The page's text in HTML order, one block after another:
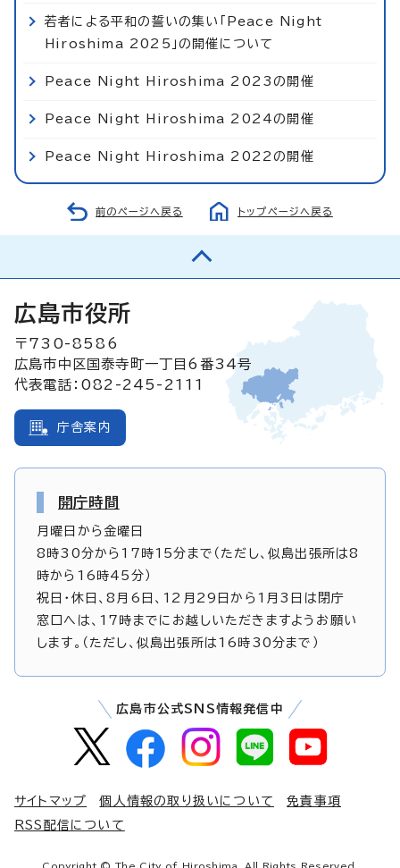
若者による平和の誓いの集い「Peace Night
Hiroshima 2025」の開催について
Peace Night Hiroshima 2023の開催
Peace Night Hiroshima 2024の開催
Peace Night Hiroshima 2022の開催
前のページへ戻る トップページへ戻る
広島市役所
〒730-8586
広島市中区国泰寺町一丁目6番34号
代表電話：082-245-2111
庁舎案内
開庁時間
月曜日から金曜日
8時30分から17時15分まで（ただし、似島出張所は8
時から16時45分）
祝日・休日、8月6日、12月29日から1月3日は閉庁
窓口へは、17時までにお越しいただきますようお願い
します。（ただし、似島出張所は16時30分まで）
広島市公式SNS情報発信中
サイトマップ 個人情報の取り扱いについて
免責事項
RSS配信について
Copyright © The City of Hiroshima. All Rights Reserved.